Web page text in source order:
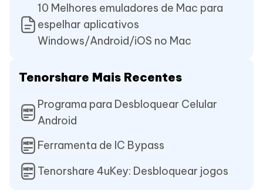
10 Melhores emuladores de Mac para
espelhar aplicativos
Windows/Android/iOS no Mac
Tenorshare Mais Recentes
Programa para Desbloquear Celular
Android
Ferramenta de IC Bypass
Tenorshare 4uKey: Desbloquear jogos